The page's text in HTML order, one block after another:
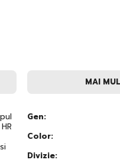
MAI
Gen:
Color:
Divizie: